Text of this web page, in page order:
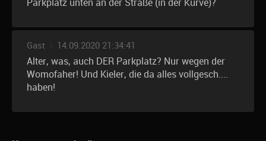
Parkplatz unten an der Straße (in der Kurve)?
Gast 14.09.2020 21:34:41
Alter, was, auch DER Parkplatz? Nur wegen der
Womofaher! Und Kieler, die da alles vollgesch....
haben!